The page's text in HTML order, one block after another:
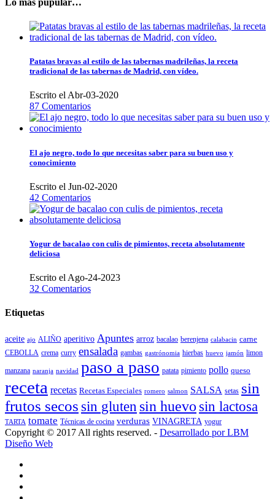
Patatas bravas al estilo de las tabernas madrileñas, la receta
tradicional de las tabernas de Madrid, con vídeo.
Escrito el Abr-03-2020
87 Comentarios
El ajo negro, todo lo que necesitas saber para su buen uso y
conocimiento
Escrito el Jun-02-2020
42 Comentarios
Yogur de bacalao con culis de pimientos, receta absolutamente
deliciosa
Escrito el Ago-24-2023
32 Comentarios
Etiquetas
aceite ajo ALIÑO aperitivo Apuntes arroz bacalao berenjena calabacin carne
CEBOLLA crema curry ensalada gambas gastrónomia hierbas huevo jamón limon
manzana naranja navidad paso a paso patata pimiento pollo queso
receta recetas Recetas Especiales romero salmon SALSA setas sin
frutos secos sin gluten sin huevo sin lactosa
TARTA tomate Técnicas de cocina verduras VINAGRETA yogur
Copyright © 2017 All rights reserved. - Desarrollado por LBM
Diseño Web